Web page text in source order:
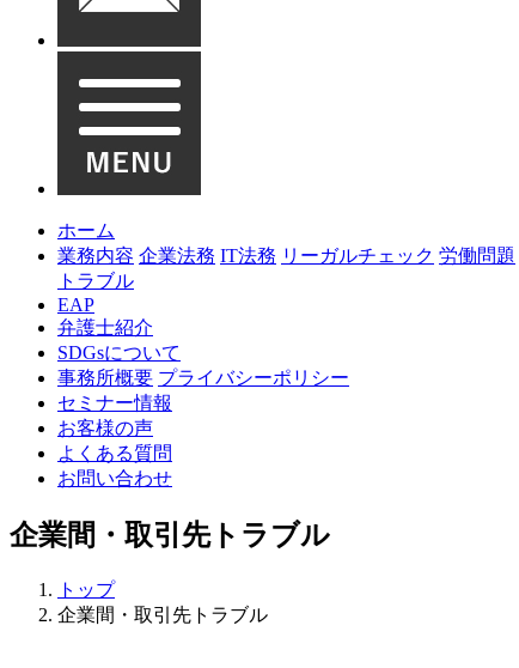
ホーム
業務内容 企業法務 IT法務 リーガルチェック 労働問題
トラブル
EAP
弁護士紹介
SDGsについて
事務所概要 プライバシーポリシー
セミナー情報
お客様の声
よくある質問
お問い合わせ
企業間・取引先トラブル
トップ
企業間・取引先トラブル